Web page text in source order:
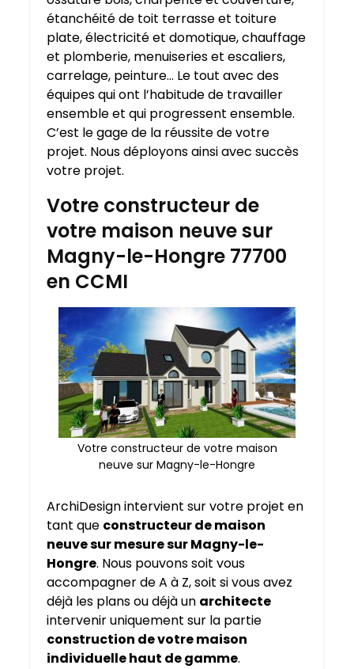
étanchéité de toit terrasse et toiture
plate, électricité et domotique, chauffage
et plomberie, menuiseries et escaliers,
carrelage, peinture… Le tout avec des
équipes qui ont l’habitude de travailler
ensemble et qui progressent ensemble.
C’est le gage de la réussite de votre
projet. Nous déployons ainsi avec succès
votre projet.
Votre constructeur de
votre maison neuve sur
Magny-le-Hongre 77700
en CCMI
Votre constructeur de votre maison
neuve sur Magny-le-Hongre
ArchiDesign intervient sur votre projet en
tant que constructeur de maison
neuve sur mesure surMagny-le-
Hongre. Nous pouvons soit vous
accompagner de A à Z, soit si vous avez
déjà les plans ou déjà un architecte
intervenir uniquement sur la partie
construction de votre maison
individuelle haut de gamme.